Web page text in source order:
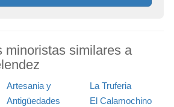
minoristas similares a
Artesania y
Antigüedades
La Truferia
El Calamochino